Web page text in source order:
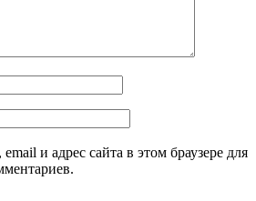
и адрес сайта в этом браузере для